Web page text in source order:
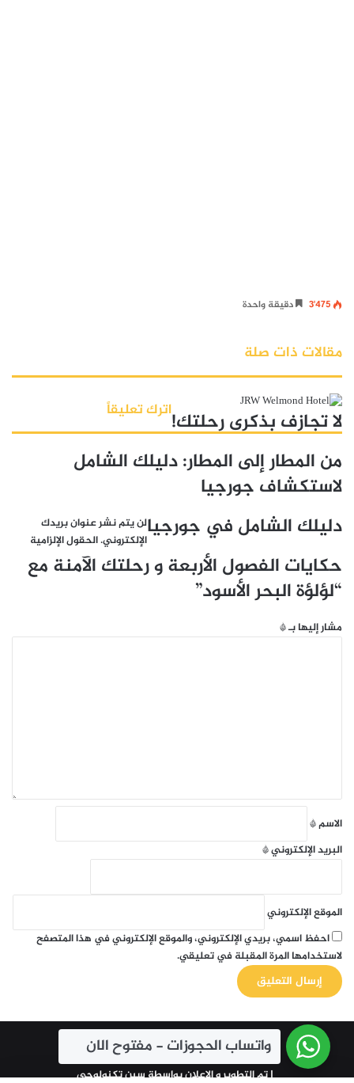
3٬475 دقيقة واحدة
مقالات ذات صلة
لا تجازف بذكرى رحلتك!
من المطار إلى المطار: دليلك الشامل
لاستكشاف جورجيا
دليلك الشامل في جورجيا
حكايات الفصول الأربعة و رحلتك الآمنة مع
“لؤلؤة البحر الأسود”
اترك تعليقاً
لن يتم نشر عنوان بريدك
الإلكتروني.الحقول الإلزامية
مشار إليها بـ*
الاسم*
البريد الإلكتروني*
الموقع الإلكتروني
احفظ اسمي، بريدي الإلكتروني، والموقع الإلكتروني في هذا المتصفح
لاستخدامها المرة المقبلة في تعليقي.
© حقوق النشر 2026، جميع الحقوق محفوظة
| تم التطوير و الاعلان بواسطةسين تكنولوجي
واتساب الحجوزات - مفتوح الان